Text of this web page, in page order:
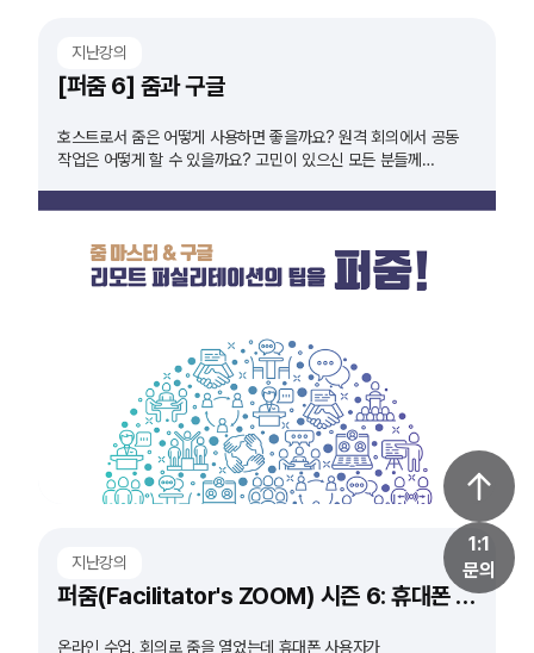
지난강의
[퍼줌 6] 줌과 구글
호스트로서 줌은 어떻게 사용하면 좋을까요? 원격 회의에서 공동
작업은 어떻게 할 수 있을까요? 고민이 있으신 모든 분들께
지난강의
퍼줌(Facilitator's ZOOM) 시즌 6: 휴대폰 접속자가 많을때
온라인 수업, 회의로 줌을 열었는데 휴대폰 사용자가
1:1
문의